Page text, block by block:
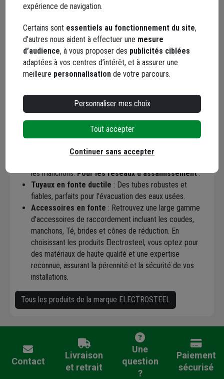
contraintes les plus rudes, garantissant la performance et la
longévité des
réseaux d'eau potable
assainissement
à travers le monde. Chez Chausson Matériaux, nous avons
choisi une gamme de produits Electrosteel pour la
construction et l'entretien de vos réseaux.
d'eau potable
Tuyaux en fonte ductile Electrofresh
disponibles en différentes classes de pression (Classe
40, 50 et 64) pour s'adapter à toutes vos contraintes
Accessoires en fonte ductile: Pour un raccordement
parfait, nous proposons une sélection complète de
les manchons.Pour les réseaux d'assainissement:
Tuyaux en fonte ductile : Des tubes robustes et
fiables, parfaits pour l'évacuation des eaux usées.
Accessoires en fonte : Retrouvez une large gamme
d'accessoires de raccordement incluant les coudes,
manchons, Té, brides et cônes de réduction. En
choisissant les produits Electrosteel, vous optez pour
des matériaux de haute qualité et une expertise
reconnue, assurant la pérennité et la sécurité de vos
installations.
Tous les produits de la marque ELECTROSTEEL
Contact
Livraison
et retrait
Une
question
?
Paiement
sécurisé
expérience de navigation.
Certains sont essentiels au fonctionnement du site,
d’autres nous aident à effectuer une mesure
d’audience, à vous proposer des publicités ciblées
adaptées à vos centres d’intérêt, et à assurer une
meilleure personnalisation de votre parcours.
Personnaliser mes choix
Tout accepter
Continuer sans accepter